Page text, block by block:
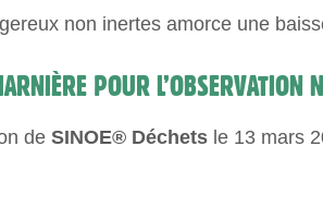
non inertes amorce une
POUR L’OBSERVATION
de SINOE® Déchets le 13 mars